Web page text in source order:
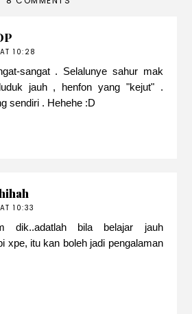
10:28
sangat . Selalunye sahur mak
jauh , henfon yang "kejut" .
sendiri . Hehehe :D
10:33
dik..adatlah bila belajar jauh
xpe, itu kan boleh jadi pengalaman